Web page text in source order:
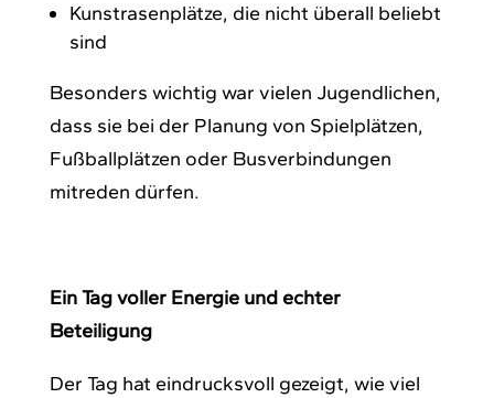
Kunstrasenplätze, die nicht überall beliebt
sind
Besonders wichtig war vielen Jugendlichen,
dass sie bei der Planung von Spielplätzen,
Fußballplätzen oder Busverbindungen
mitreden dürfen.
Ein Tag voller Energie und echter
Beteiligung
Der Tag hat eindrucksvoll gezeigt, wie viel